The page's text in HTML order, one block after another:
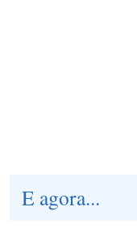
E agora...